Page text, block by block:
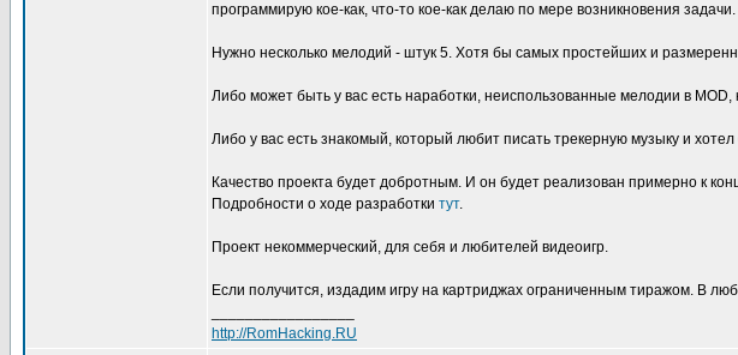
программирую кое-как, что-то кое-как делаю по мере возникновения
Нужно несколько мелодий - штук 5. Хотя бы самых простейших и
Либо может быть у вас есть наработки, неиспользованные мелодии в
Либо у вас есть знакомый, который любит писать трекерную музыку и
Качество проекта будет добротным. И он будет реализован примерно к
Подробности о ходе разработки тут.
Проект некоммерческий, для себя и любителей видеоигр.
Если получится, издадим игру на картриджах ограниченным тиражом. В
http://RomHacking.RU